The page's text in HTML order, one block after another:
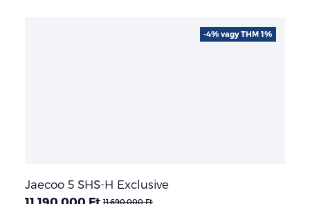
Jaecoo 5 SHS-H Exclusive
11.690.000 Ft
-4% vagy THM 1%